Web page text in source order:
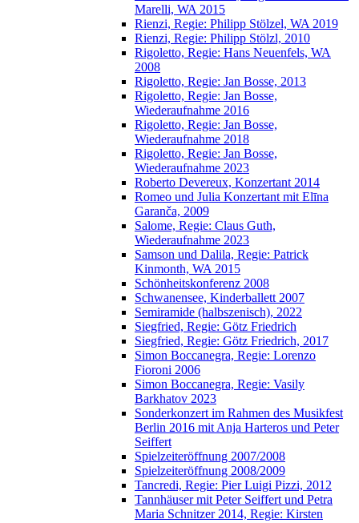
Marelli, WA 2015
Rienzi, Regie: Philipp Stölzel, WA 2019
Rienzi, Regie: Philipp Stölzl, 2010
Rigoletto, Regie: Hans Neuenfels, WA
2008
Rigoletto, Regie: Jan Bosse, 2013
Rigoletto, Regie: Jan Bosse,
Wiederaufnahme 2016
Rigoletto, Regie: Jan Bosse,
Wiederaufnahme 2018
Rigoletto, Regie: Jan Bosse,
Wiederaufnahme 2023
Roberto Devereux, Konzertant 2014
Romeo und Julia Konzertant mit Elīna
Garanča, 2009
Salome, Regie: Claus Guth,
Wiederaufnahme 2023
Samson und Dalila, Regie: Patrick
Kinmonth, WA 2015
Schönheitskonferenz 2008
Schwanensee, Kinderballett 2007
Semiramide (halbszenisch), 2022
Siegfried, Regie: Götz Friedrich
Siegfried, Regie: Götz Friedrich, 2017
Simon Boccanegra, Regie: Lorenzo
Fioroni 2006
Simon Boccanegra, Regie: Vasily
Barkhatov 2023
Sonderkonzert im Rahmen des Musikfest
Berlin 2016 mit Anja Harteros und Peter
Seiffert
Spielzeiteröffnung 2007/2008
Spielzeiteröffnung 2008/2009
Tancredi, Regie: Pier Luigi Pizzi, 2012
Tannhäuser mit Peter Seiffert und Petra
Maria Schnitzer 2014, Regie: Kirsten